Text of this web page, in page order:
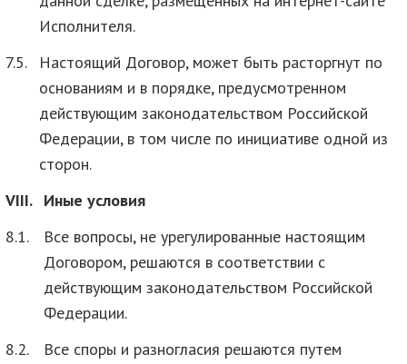
Исполнителя.
7.5.
Настоящий Договор, может быть расторгнут по
основаниям и в порядке, предусмотренном
действующим законодательством Российской
Федерации, в том числе по инициативе одной из
сторон.
VIII. Иные условия
8.1.
Все вопросы, не урегулированные настоящим
Договором, решаются в соответствии с
действующим законодательством Российской
Федерации.
8.2.
Все споры и разногласия решаются путем